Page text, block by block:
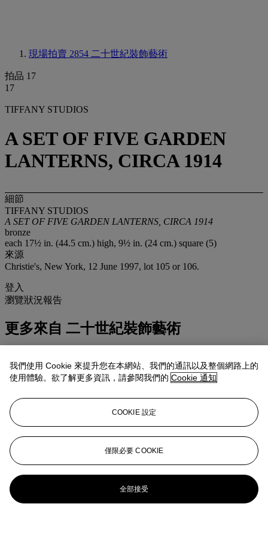
現場拍賣 2854 二十世紀裝飾藝術
拍品 17
17
TIFFANY STUDIOS
A SET OF FIVE GARDEN
LANTERNS, CIRCA 1914
細節
TIFFANY STUDIOS
A SET OF FIVE GARDEN LANTERNS, CIRCA 1914
bronze
each 17½ in. (44.5 cm.) high, 9½ in. (24 cm.) square (5)
來源
Christie's, New York, 12 June 1997, lot 105 or 106.
登入
瀏覽狀況報告
更多來自 二十世紀裝飾藝術
查看全部
我們使用 Cookie 來提升您在本網站、我們的通訊以及整個網路上的
使用體驗。欲了解更多資訊，請參閱我們的 Cookie 通知
COOKIE 設定
僅限必要 COOKIE
全部接受